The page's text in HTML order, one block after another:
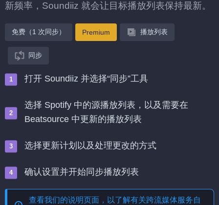
新频率，Soundiiz 就会让目标播放列表保持最新。
免费（1 次同步） Premium 播放列表
同步
打开 Soundiiz 并选择“同步”工具
选择 Spotify 中的源播放列表，以及需要在
Beatsource 中更新的播放列表
选择更新计划以及处理更改的方式
确认设置并开始同步播放列表
查看我们的说明页面，以了解有关跨流媒体服务自